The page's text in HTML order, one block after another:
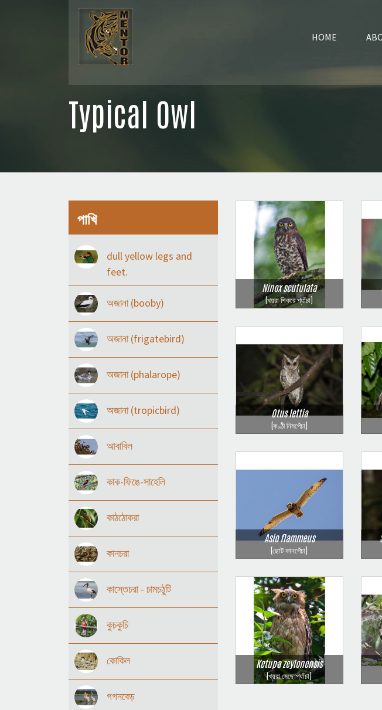
HOME
Typical Owl
পাখি
dull yellow legs and
feet.
অজানা (booby)
অজানা (frigatebird)
অজানা (phalarope)
অজানা (tropicbird)
আবাবিল
কাক-ফিঙে-সাহেলি
কাঠঠোকরা
কানচরা
কাস্তেচরা - চামচঠুটি
কুচকুচি
কোকিল
গগনবেড়
Ninox scutulata
(খয়রা শিকরে প্যাঁচা)
Otus lettia
(কণ্ঠী নিমপেঁচা)
Asio flammeus
(ছোট কানপেঁচা)
Ketupa zeylonensis
(খয়রা মেছোপ্যাঁচা)